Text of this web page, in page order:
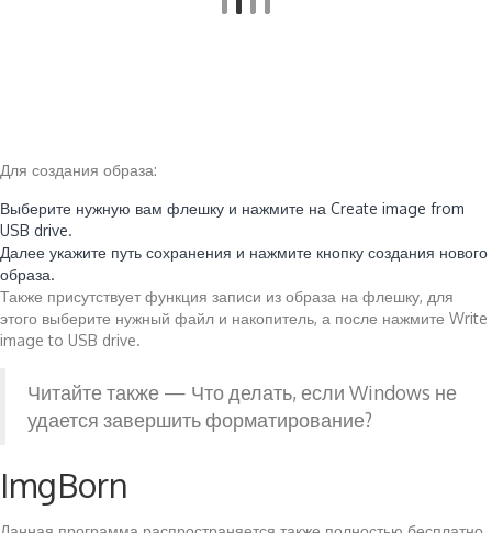
Для создания образа:
Выберите нужную вам флешку и нажмите на Create image from
USB drive.
Далее укажите путь сохранения и нажмите кнопку создания нового
образа.
Также присутствует функция записи из образа на флешку, для
этого выберите нужный файл и накопитель, а после нажмите Write
image to USB drive.
Читайте также — Что делать, если Windows не
удается завершить форматирование?
ImgBorn